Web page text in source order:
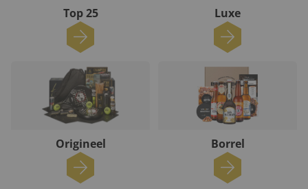
Top 25 Luxe
Origineel Borrel